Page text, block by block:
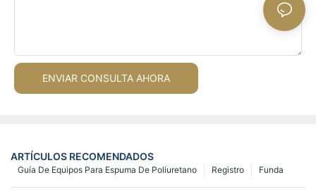
ENVIAR CONSULTA AHORA
ARTÍCULOS RECOMENDADOS
Funda
Registro
Guía De Equipos Para Espuma De Poliuretano